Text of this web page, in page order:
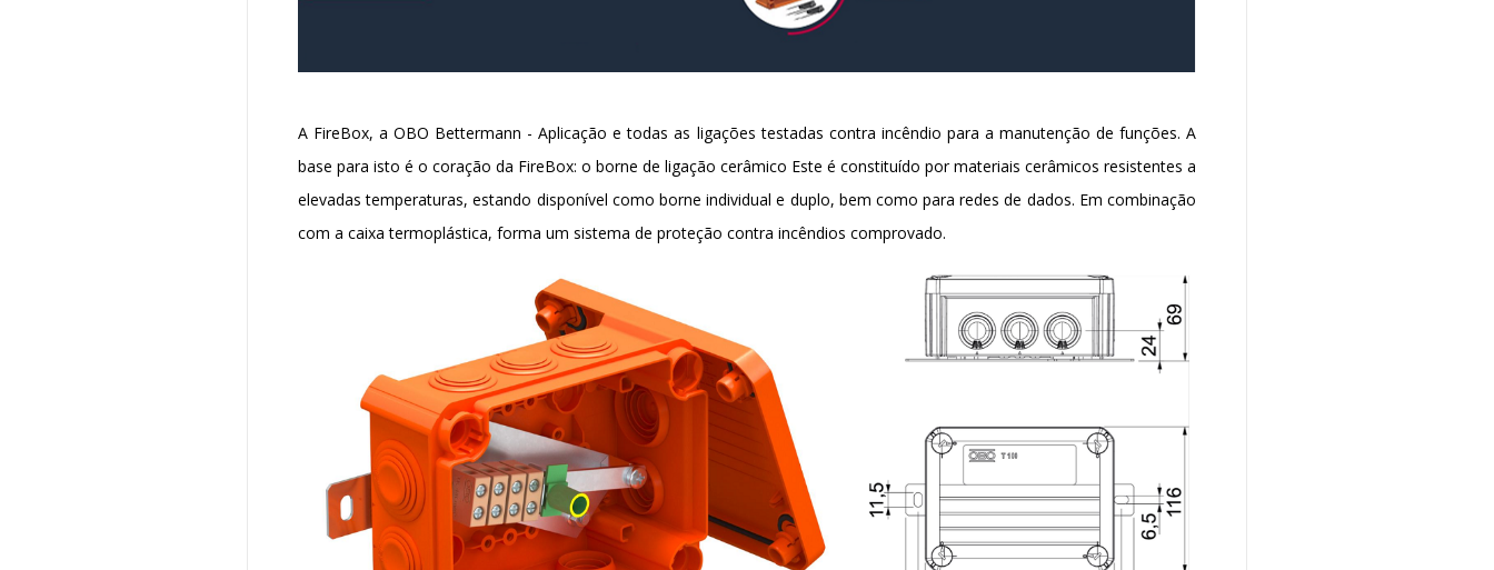
A FireBox, a OBO Bettermann - Aplicação e todas as ligações testadas contra incêndio para a manutenção de funções. A
base para isto é o coração da FireBox: o borne de ligação cerâmico Este é constituído por materiais cerâmicos resistentes a
elevadas temperaturas, estando disponível como borne individual e duplo, bem como para redes de dados. Em combinação
com a caixa termoplástica, forma um sistema de proteção contra incêndios comprovado.